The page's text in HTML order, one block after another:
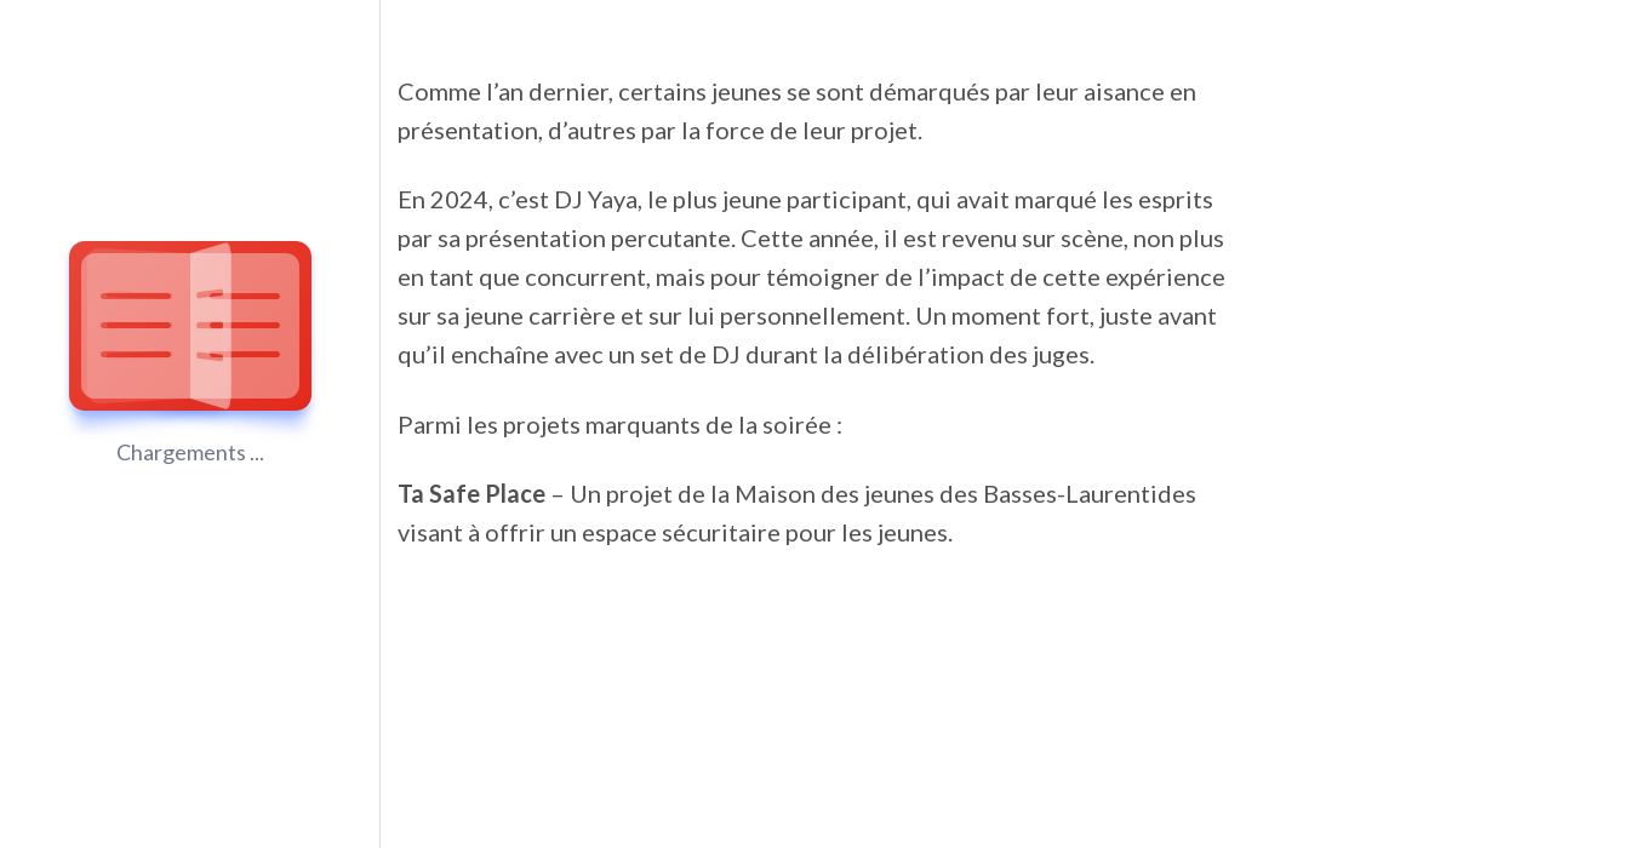
Chargements ...
Comme l’an dernier, certains jeunes se sont démarqués par leur aisance en
présentation, d’autres par la force de leur projet.
En 2024, c’est DJ Yaya, le plus jeune participant, qui avait marqué les esprits
par sa présentation percutante. Cette année, il est revenu sur scène, non plus
en tant que concurrent, mais pour témoigner de l’impact de cette expérience
sur sa jeune carrière et sur lui personnellement. Un moment fort, juste avant
qu’il enchaîne avec un set de DJ durant la délibération des juges.
Parmi les projets marquants de la soirée :
Ta Safe Place– Un projet de la Maison des jeunes des Basses-Laurentides
visant à offrir un espace sécuritaire pour les jeunes.